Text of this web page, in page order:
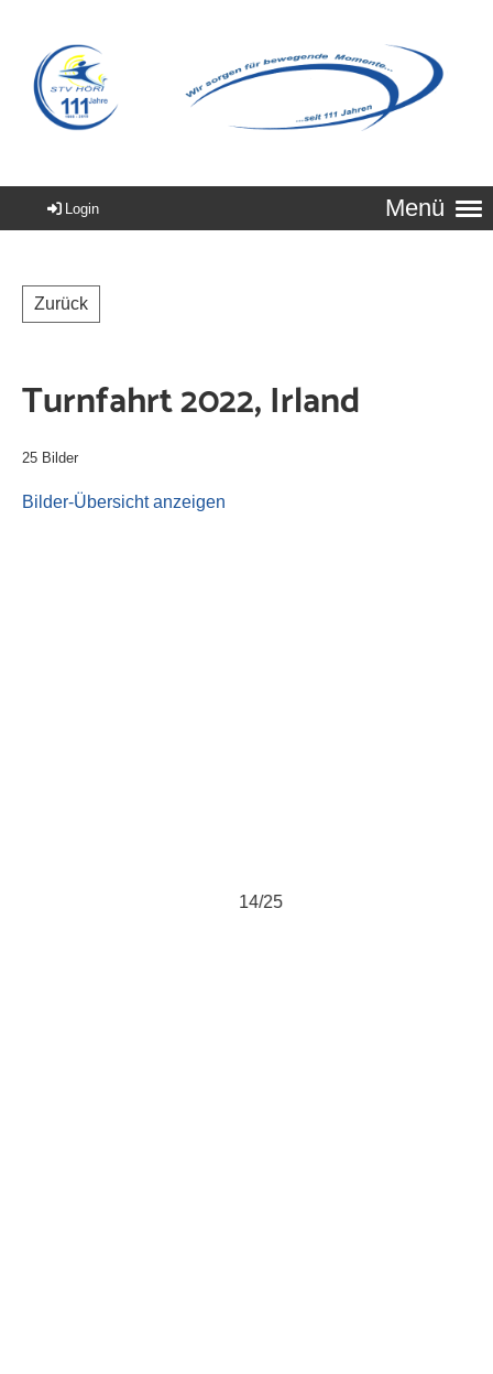
Menü
Login
Zurück
Turnfahrt 2022, Irland
25 Bilder
Bilder-Übersicht anzeigen